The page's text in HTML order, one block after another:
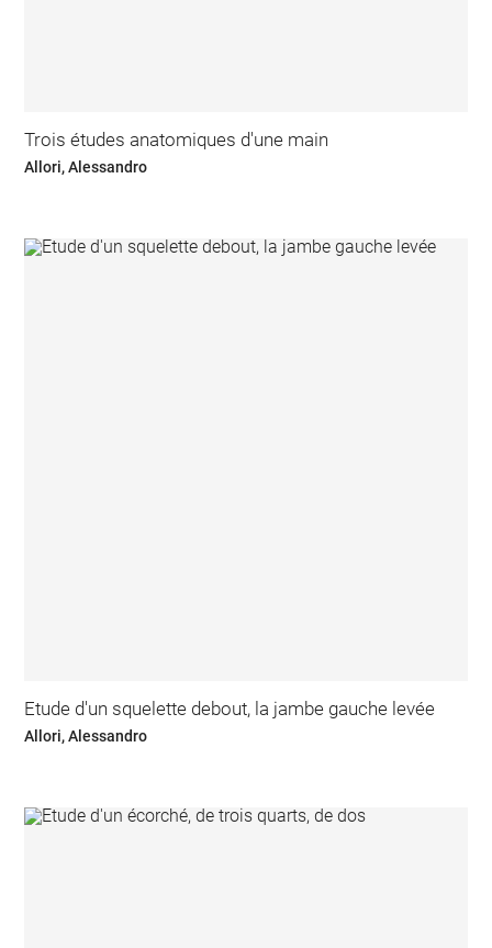
Trois études anatomiques d'une main
Allori, Alessandro
Etude d'un squelette debout, la jambe gauche levée
Allori, Alessandro